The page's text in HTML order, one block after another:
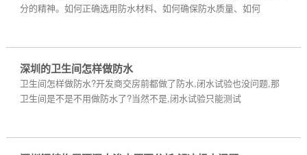
分的精神。如何正确选用防水材料、如何确保防水质量、如何
深圳的卫生间怎样做防水
卫生间怎样做防水?开发商交房前都做了防水,闭水试验也没问题,那
卫生间是不是不用做防水了?当然不是,闭水试验只能测试